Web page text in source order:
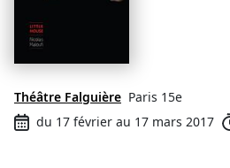
Théâtre Falguière Paris 15e
du 17 février au 17 mars 2017